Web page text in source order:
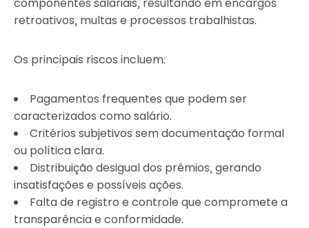
retroativos, multas e processos trabalhistas.
Os principais riscos incluem:
Pagamentos frequentes que podem ser
caracterizados como salário.
Critérios subjetivos sem documentação formal
ou política clara.
Distribuição desigual dos prêmios, gerando
insatisfações e possíveis ações.
Falta de registro e controle que compromete a
transparência e conformidade.